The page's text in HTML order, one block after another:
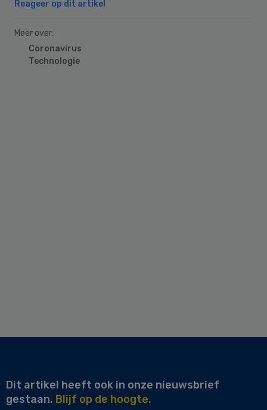
Reageer op dit artikel
Meer over:
Coronavirus
Technologie
Dit artikel heeft ook in onze nieuwsbrief
gestaan. Blijf op de hoogte.